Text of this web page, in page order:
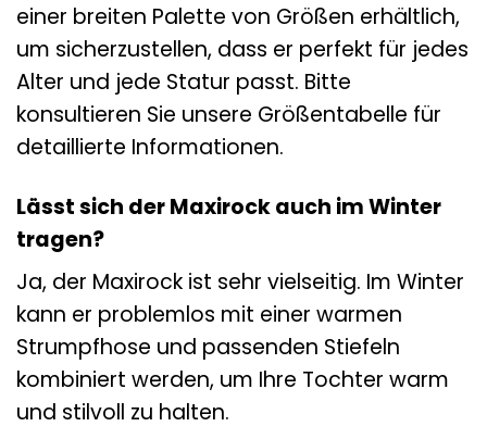
einer breiten Palette von Größen erhältlich,
um sicherzustellen, dass er perfekt für jedes
Alter und jede Statur passt. Bitte
konsultieren Sie unsere Größentabelle für
detaillierte Informationen.
Lässt sich der Maxirock auch im Winter
tragen?
Ja, der Maxirock ist sehr vielseitig. Im Winter
kann er problemlos mit einer warmen
Strumpfhose und passenden Stiefeln
kombiniert werden, um Ihre Tochter warm
und stilvoll zu halten.